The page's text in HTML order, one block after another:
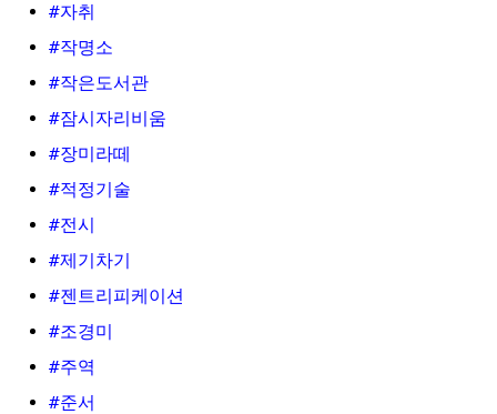
#자취
#작명소
#작은도서관
#잠시자리비움
#장미라떼
#적정기술
#전시
#제기차기
#젠트리피케이션
#조경미
#주역
#준서